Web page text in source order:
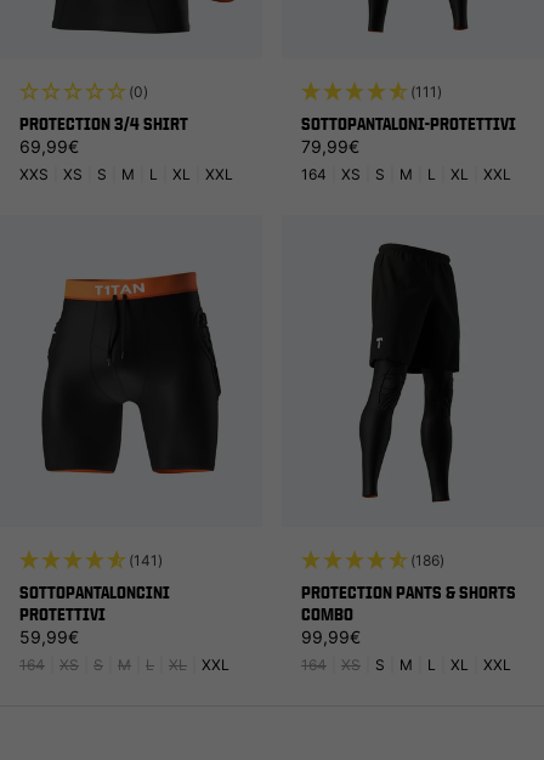
(0)
PROTECTION 3/4 SHIRT
Prezzo di listino
69,99€
XXS XS S M L XL XXL
(111)
SOTTOPANTALONI-PROTETTIVI
Prezzo di listino
79,99€
164 XS S M L XL XXL
(141)
SOTTOPANTALONCINI
PROTETTIVI
Prezzo di listino
59,99€
164 XS S M L XL XXL
(186)
PROTECTION PANTS & SHORTS
COMBO
Prezzo di listino
99,99€
164 XS S M L XL XXL